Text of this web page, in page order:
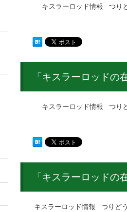
キスラーロッド情報 つりど
「キスラーロッドの
キスラーロッド情報 つりど
「キスラーロッドの
キスラーロッド情報 つりどう